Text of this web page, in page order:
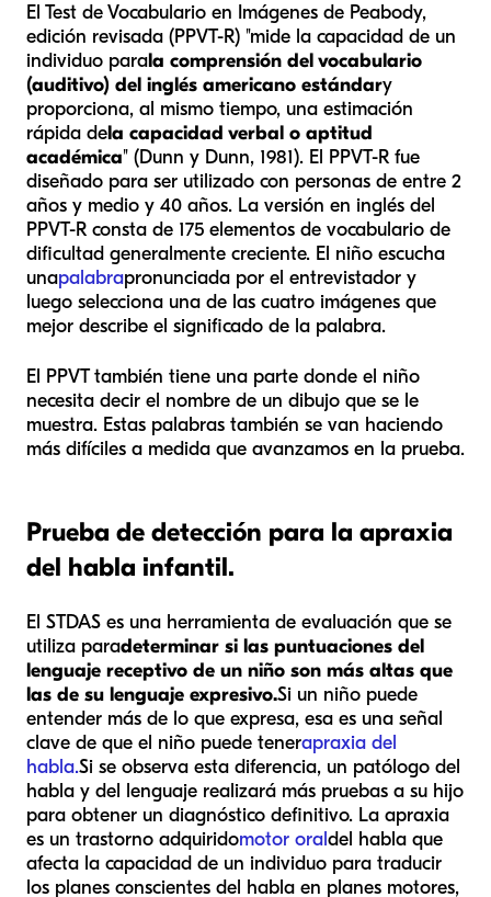
El Test de Vocabulario en Imágenes de Peabody,
edición revisada (PPVT-R) "mide la capacidad de un
individuo parala comprensión del vocabulario
(auditivo) del inglés americano estándary
proporciona, al mismo tiempo, una estimación
rápida dela capacidad verbal o aptitud
académica" (Dunn y Dunn, 1981). El PPVT-R fue
diseñado para ser utilizado con personas de entre 2
años y medio y 40 años. La versión en inglés del
PPVT-R consta de 175 elementos de vocabulario de
dificultad generalmente creciente. El niño escucha
unapalabrapronunciada por el entrevistador y
luego selecciona una de las cuatro imágenes que
mejor describe el significado de la palabra.
El PPVT también tiene una parte donde el niño
necesita decir el nombre de un dibujo que se le
muestra. Estas palabras también se van haciendo
más difíciles a medida que avanzamos en la prueba.
Prueba de detección para la apraxia
del habla infantil.
El STDAS es una herramienta de evaluación que se
utiliza paradeterminar si las puntuaciones del
lenguaje receptivo de un niño son más altas que
las de su lenguaje expresivo.Si un niño puede
entender más de lo que expresa, esa es una señal
clave de que el niño puede tenerapraxia del
habla.Si se observa esta diferencia, un patólogo del
habla y del lenguaje realizará más pruebas a su hijo
para obtener un diagnóstico definitivo. La apraxia
es un trastorno adquiridomotor oraldel habla que
afecta la capacidad de un individuo para traducir
los planes conscientes del habla en planes motores,